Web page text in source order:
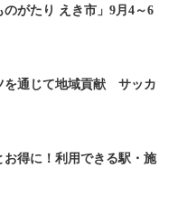
がたり えき市」9月4～6
を通じて地域貢献 サッカ
お得に！利用できる駅・施